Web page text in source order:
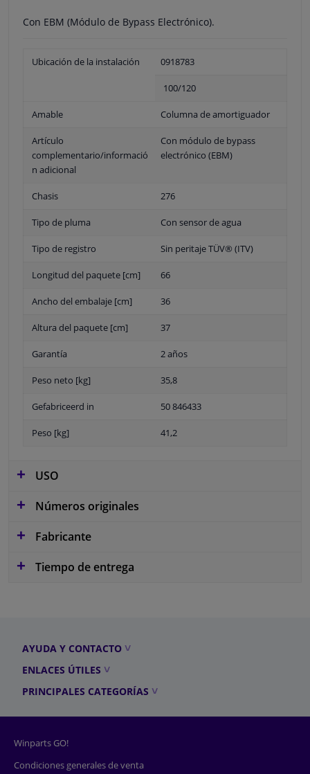
Con EBM (Módulo de Bypass Electrónico).
Ubicación de la instalación 0918783
100/120
Amable Columna de amortiguador
Artículo
complementario/informació
n adicional
Con módulo de bypass
electrónico (EBM)
Chasis 276
Tipo de pluma Con sensor de agua
Tipo de registro Sin peritaje TÜV® (ITV)
Longitud del paquete [cm] 66
Ancho del embalaje [cm] 36
Altura del paquete [cm] 37
Garantía 2 años
Peso neto [kg] 35,8
Gefabriceerd in 50 846433
Peso [kg] 41,2
USO
Números originales
Fabricante
Tiempo de entrega
AYUDA Y CONTACTO
ENLACES ÚTILES
PRINCIPALES CATEGORÍAS
Winparts GO!
Condiciones generales de venta